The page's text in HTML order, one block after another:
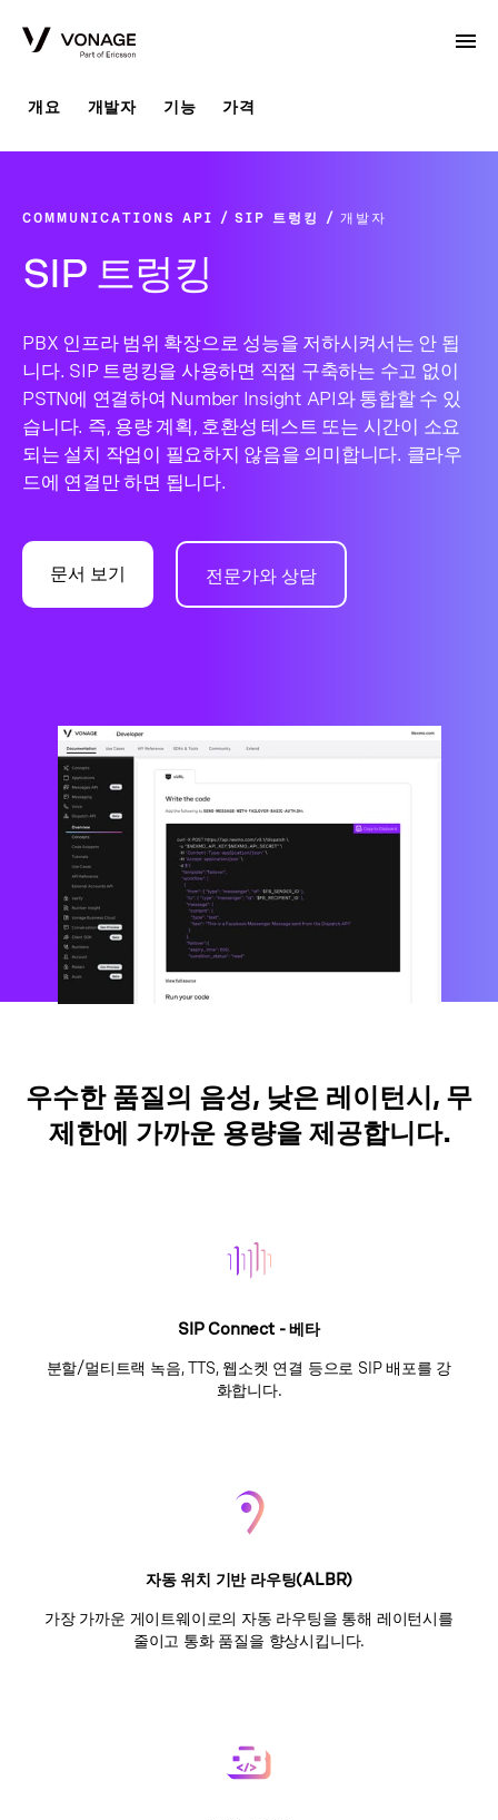
개요 개발자 기능 가격
COMMUNICATIONS API SIP 트렁킹 개발자
SIP 트렁킹
PBX 인프라 범위 확장으로 성능을 저하시켜서는 안 됩
니다. SIP 트렁킹을 사용하면 직접 구축하는 수고 없이
PSTN에 연결하여 Number Insight API와 통합할 수 있
습니다. 즉, 용량 계획, 호환성 테스트 또는 시간이 소요
되는 설치 작업이 필요하지 않음을 의미합니다. 클라우
드에 연결만 하면 됩니다.
문서 보기 전문가와 상담
우수한 품질의 음성, 낮은 레이턴시, 무
제한에 가까운 용량을 제공합니다.
SIP Connect - 베타
분할/멀티트랙 녹음, TTS, 웹소켓 연결 등으로 SIP 배포를 강
화합니다.
자동 위치 기반 라우팅(ALBR)
가장 가까운 게이트웨이로의 자동 라우팅을 통해 레이턴시를
줄이고 통화 품질을 향상시킵니다.